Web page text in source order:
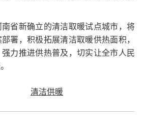
省新确立的清洁取暖试点城市，将
署，积极拓展清洁取暖供热面积，
力推进供热普及，切实让全市人民
清洁供暖